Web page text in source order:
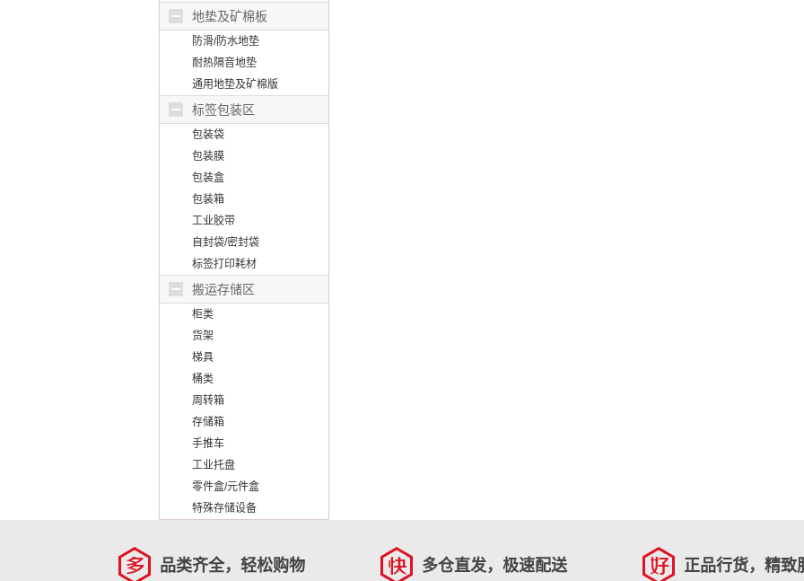
地垫及矿棉板
防滑/防水地垫
耐热隔音地垫
通用地垫及矿棉版
标签包装区
包装袋
包装膜
包装盒
包装箱
工业胶带
自封袋/密封袋
标签打印耗材
搬运存储区
柜类
货架
梯具
桶类
周转箱
存储箱
手推车
工业托盘
零件盒/元件盒
特殊存储设备
品类齐全，轻松购物 多仓直发，极速配送 正品行货，精致